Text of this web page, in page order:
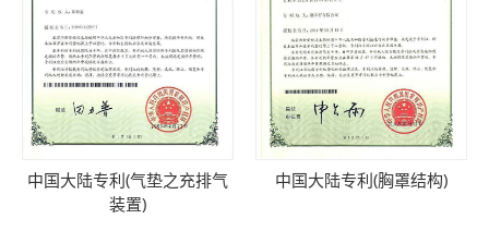
中国大陆专利(气垫之充排气
装置)
中国大陆专利(胸罩结构)